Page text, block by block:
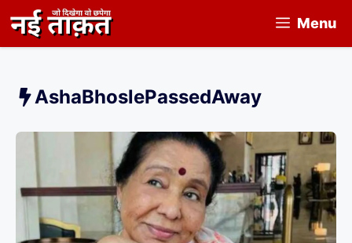
to
content
Menu
AshaBhoslePassedAway